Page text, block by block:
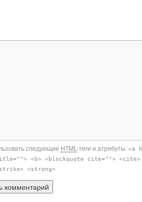
следующие HTML -теги и атрибуты: <a
<b> <blockquote cite=""> <cite>
<strong>